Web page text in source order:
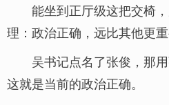
能坐到正厅级这把交椅
理：政治正确，远比其他更重
吴书记点名了张俊，那
这就是当前的政治正确。